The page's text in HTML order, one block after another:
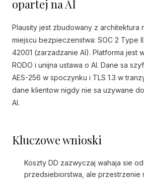
opartej na AI
Plausity jest zbudowany z architektura
miejscu bezpieczenstwa: SOC 2 Type
42001 (zarzadzanie AI). Platforma jest
RODO i unijna ustawa o AI. Dane sa
AES-256 w spoczynku i TLS 1.3 w
dane klientow nigdy nie sa uzywane
AI.
Kluczowe wnioski
Koszty DD zazwyczaj wahaja sie
przedsiebiorstwa, ale przestrzenie